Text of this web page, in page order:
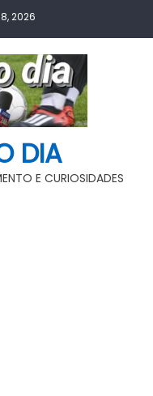
2026
DIA
E CURIOSIDADES